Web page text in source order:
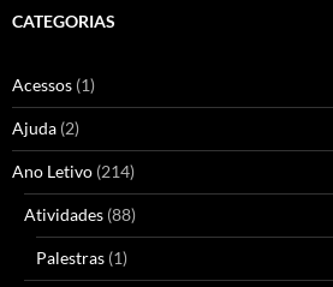
CATEGORIAS
Acessos (1)
Ajuda (2)
Ano Letivo (214)
Atividades (88)
Palestras (1)